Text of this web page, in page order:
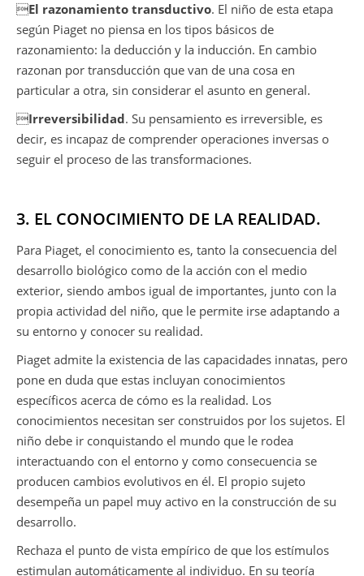
El razonamiento transductivo. El niño de esta etapa
según Piaget no piensa en los tipos básicos de
razonamiento: la deducción y la inducción. En cambio
razonan por transducción que van de una cosa en
particular a otra, sin considerar el asunto en general.
Irreversibilidad. Su pensamiento es irreversible, es
decir, es incapaz de comprender operaciones inversas o
seguir el proceso de las transformaciones.
3. EL CONOCIMIENTO DE LA REALIDAD.
Para Piaget, el conocimiento es, tanto la consecuencia del
desarrollo biológico como de la acción con el medio
exterior, siendo ambos igual de importantes, junto con la
propia actividad del niño, que le permite irse adaptando a
su entorno y conocer su realidad.
Piaget admite la existencia de las capacidades innatas, pero
pone en duda que estas incluyan conocimientos
específicos acerca de cómo es la realidad. Los
conocimientos necesitan ser construidos por los sujetos. El
niño debe ir conquistando el mundo que le rodea
interactuando con el entorno y como consecuencia se
producen cambios evolutivos en él. El propio sujeto
desempeña un papel muy activo en la construcción de su
desarrollo.
Rechaza el punto de vista empírico de que los estímulos
estimulan automáticamente al individuo. En su teoría